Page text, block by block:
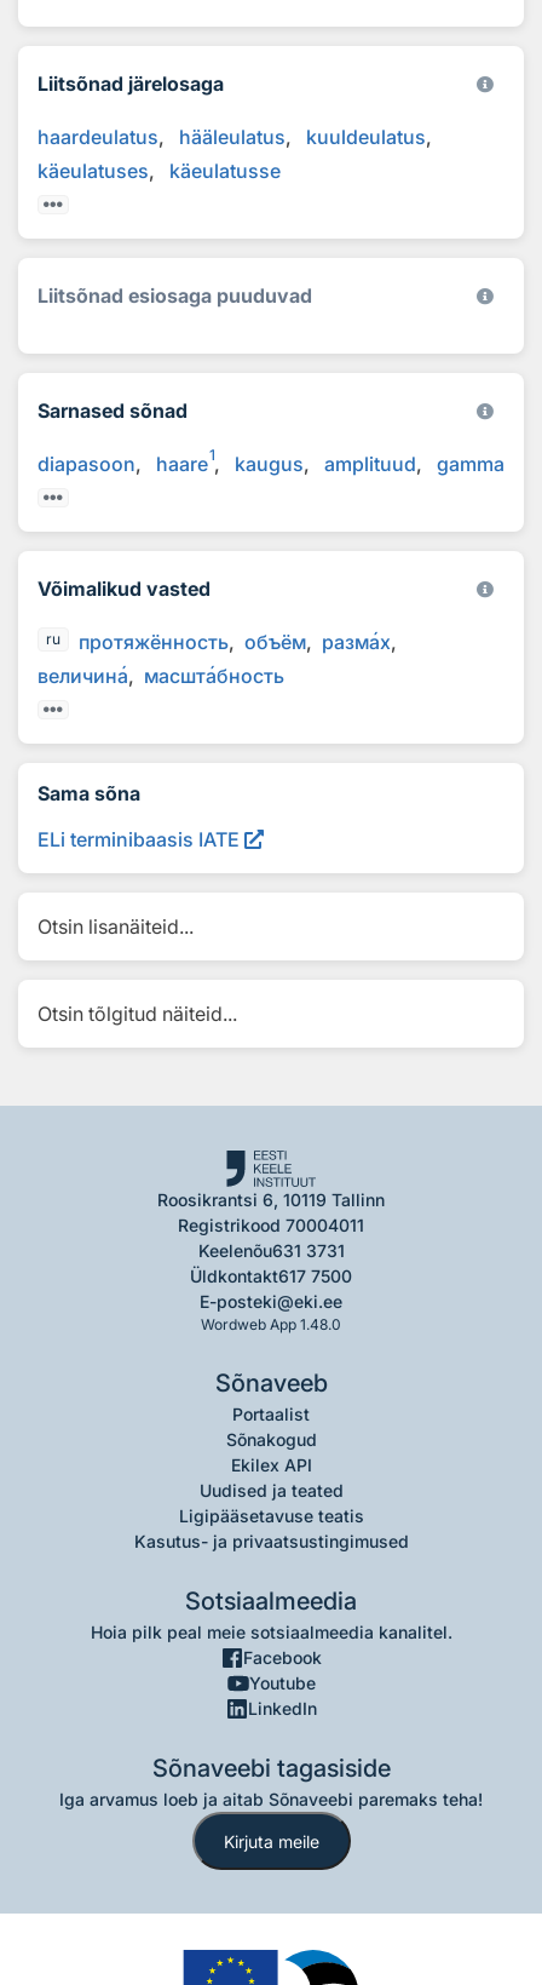
Liitsõnad järelosaga
haardeulatus hääleulatus
kuuldeulatus
käeulatuses
käeulatusse
Liitsõnad esiosaga puuduvad
Sarnased sõnad
diapasoon haare1 kaugus amplituud gamma
Võimalikud vasted
ru протяжённость объём размах
величина масштабность
Sama sõna
ELi terminibaasis IATE
Otsin lisanäiteid...
Otsin tõlgitud näiteid...
Roosikrantsi 6, 10119 Tallinn
Registrikood 70004011
Keelenõu631 3731
Üldkontakt617 7500
E-posteki@eki.ee
Wordweb App 1.48.0
Sõnaveeb
Portaalist
Sõnakogud
Ekilex API
Uudised ja teated
Ligipääsetavuse teatis
Kasutus- ja privaatsustingimused
Sotsiaalmeedia
Hoia pilk peal meie sotsiaalmeedia kanalitel.
Facebook
Youtube
LinkedIn
Sõnaveebi tagasiside
Iga arvamus loeb ja aitab Sõnaveebi paremaks teha!
Kirjuta meile